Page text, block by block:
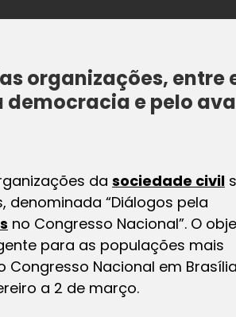
organizações, entre
e pelo
da sociedade civil
“Diálogos pela
no Congresso Nacional”. O
para as populações mais
Nacional em
a 2 de março.